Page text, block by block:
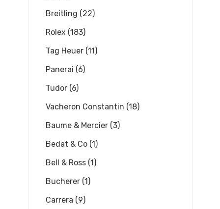
Breitling (22)
Rolex (183)
Tag Heuer (11)
Panerai (6)
Tudor (6)
Vacheron Constantin (18)
Baume & Mercier (3)
Bedat & Co (1)
Bell & Ross (1)
Bucherer (1)
Carrera (9)